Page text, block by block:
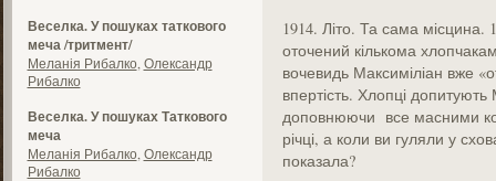
Веселка. У пошуках таткового
меча /тритмент/
Меланія Рибалко Олександр
Рибалко
Веселка. У пошуках Таткового
меча
Меланія Рибалко Олександр
Рибалко
1914. Літо. Та сама місцина.
оточений кількома
вочевидь Максиміліан вже
впертість. Хлопці
доповнюючи все масними
річці, а коли ви гуляли у
показала?